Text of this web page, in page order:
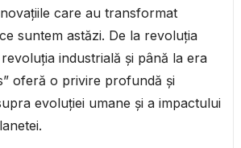
care au transformat
suntem astăzi. De la revoluția
industrială și până la era
oferă o privire profundă și
evoluției umane și a impactului